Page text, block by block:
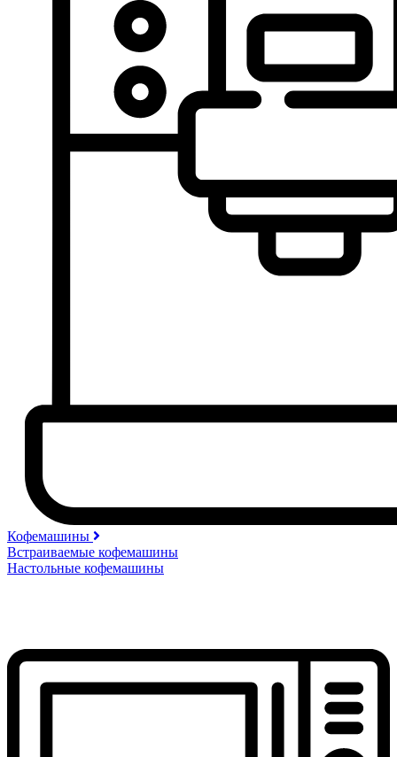
Кофемашины
Встраиваемые кофемашины
Настольные кофемашины